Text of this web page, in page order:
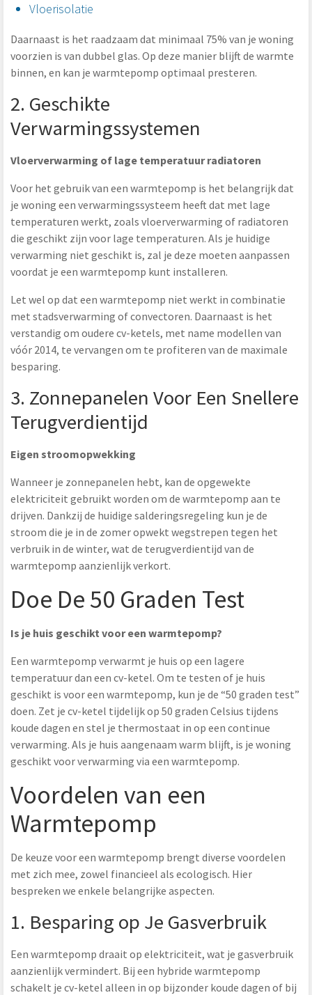
Vloerisolatie
Daarnaast is het raadzaam dat minimaal 75% van je woning
voorzien is van dubbel glas. Op deze manier blijft de warmte
binnen, en kan je warmtepomp optimaal presteren.
2. Geschikte
Verwarmingssystemen
Vloerverwarming of lage temperatuur radiatoren
Voor het gebruik van een warmtepomp is het belangrijk dat
je woning een verwarmingssysteem heeft dat met lage
temperaturen werkt, zoals vloerverwarming of radiatoren
die geschikt zijn voor lage temperaturen. Als je huidige
verwarming niet geschikt is, zal je deze moeten aanpassen
voordat je een warmtepomp kunt installeren.
Let wel op dat een warmtepomp niet werkt in combinatie
met stadsverwarming of convectoren. Daarnaast is het
verstandig om oudere cv-ketels, met name modellen van
vóór 2014, te vervangen om te profiteren van de maximale
besparing.
3. Zonnepanelen Voor Een Snellere
Terugverdientijd
Eigen stroomopwekking
Wanneer je zonnepanelen hebt, kan de opgewekte
elektriciteit gebruikt worden om de warmtepomp aan te
drijven. Dankzij de huidige salderingsregeling kun je de
stroom die je in de zomer opwekt wegstrepen tegen het
verbruik in de winter, wat de terugverdientijd van de
warmtepomp aanzienlijk verkort.
Doe De 50 Graden Test
Is je huis geschikt voor een warmtepomp?
Een warmtepomp verwarmt je huis op een lagere
temperatuur dan een cv-ketel. Om te testen of je huis
geschikt is voor een warmtepomp, kun je de “50 graden test”
doen. Zet je cv-ketel tijdelijk op 50 graden Celsius tijdens
koude dagen en stel je thermostaat in op een continue
verwarming. Als je huis aangenaam warm blijft, is je woning
geschikt voor verwarming via een warmtepomp.
Voordelen van een
Warmtepomp
De keuze voor een warmtepomp brengt diverse voordelen
met zich mee, zowel financieel als ecologisch. Hier
bespreken we enkele belangrijke aspecten.
1. Besparing op Je Gasverbruik
Een warmtepomp draait op elektriciteit, wat je gasverbruik
aanzienlijk vermindert. Bij een hybride warmtepomp
schakelt je cv-ketel alleen in op bijzonder koude dagen of bij